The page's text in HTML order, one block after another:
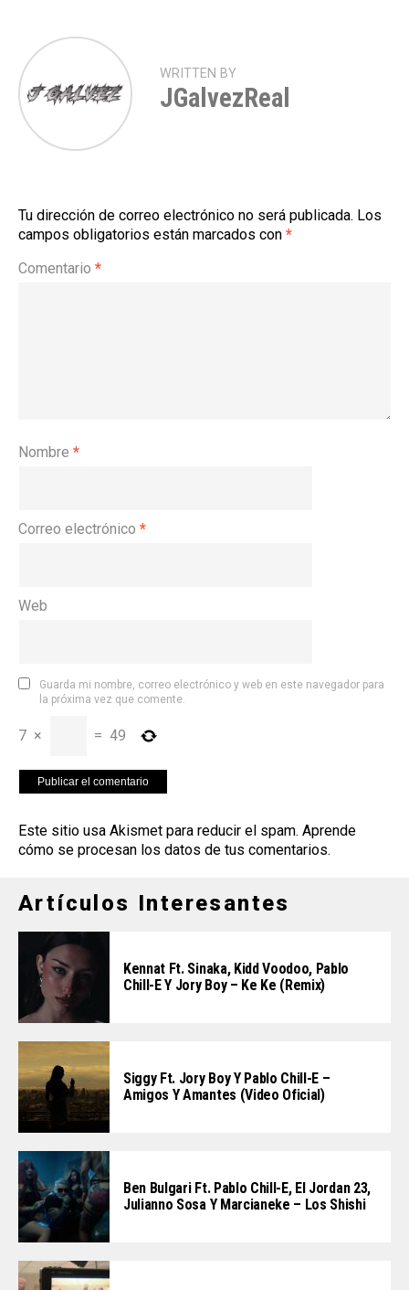
WRITTEN BY
JGalvezReal
Tu dirección de correo electrónico no será publicada. Los
campos obligatorios están marcados con *
Comentario *
Nombre *
Correo electrónico *
Web
Guarda mi nombre, correo electrónico y web en este navegador para
la próxima vez que comente.
7 × = 49
Este sitio usa Akismet para reducir el spam. Aprende
cómo se procesan los datos de tus comentarios.
Artículos Interesantes
Kennat Ft. Sinaka, Kidd Voodoo, Pablo
Chill-E Y Jory Boy – Ke Ke (Remix)
Siggy Ft. Jory Boy Y Pablo Chill-E –
Amigos Y Amantes (Video Oficial)
Ben Bulgari Ft. Pablo Chill-E, El Jordan 23,
Julianno Sosa Y Marcianeke – Los Shishi